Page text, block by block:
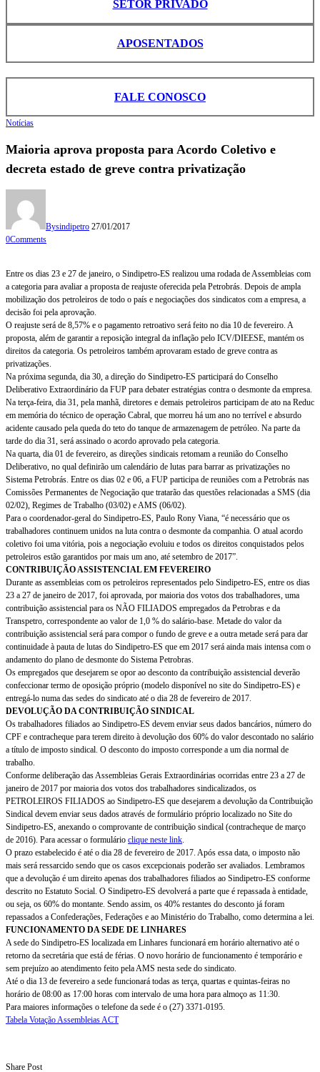
SETOR PRIVADO
APOSENTADOS
FALE CONOSCO
Notícias
Maioria aprova proposta para Acordo Coletivo e
decreta estado de greve contra privatização
Bysindipetro 27/01/2017
0Comments
Entre os dias 23 e 27 de janeiro, o Sindipetro-ES realizou uma rodada de Assembleias com
a categoria para avaliar a proposta de reajuste oferecida pela Petrobrás. Depois de ampla
mobilização dos petroleiros de todo o país e negociações dos sindicatos com a empresa, a
decisão foi pela aprovação.
O reajuste será de 8,57% e o pagamento retroativo será feito no dia 10 de fevereiro. A
proposta, além de garantir a reposição integral da inflação pelo ICV/DIEESE, mantém os
direitos da categoria. Os petroleiros também aprovaram estado de greve contra as
privatizações.
Na próxima segunda, dia 30, a direção do Sindipetro-ES participará do Conselho
Deliberativo Extraordinário da FUP para debater estratégias contra o desmonte da empresa.
Na terça-feira, dia 31, pela manhã, diretores e demais petroleiros participam de ato na Reduc
em memória do técnico de operação Cabral, que morreu há um ano no terrível e absurdo
acidente causado pela queda do teto do tanque de armazenagem de petróleo. Na parte da
tarde do dia 31, será assinado o acordo aprovado pela categoria.
Na quarta, dia 01 de fevereiro, as direções sindicais retomam a reunião do Conselho
Deliberativo, no qual definirão um calendário de lutas para barrar as privatizações no
Sistema Petrobrás. Entre os dias 02 e 06, a FUP participa de reuniões com a Petrobrás nas
Comissões Permanentes de Negociação que tratarão das questões relacionadas a SMS (dia
02/02), Regimes de Trabalho (03/02) e AMS (06/02).
Para o coordenador-geral do Sindipetro-ES, Paulo Rony Viana, “é necessário que os
trabalhadores continuem unidos na luta contra o desmonte da companhia. O atual acordo
coletivo foi uma vitória, pois a negociação evoluiu e todos os direitos conquistados pelos
petroleiros estão garantidos por mais um ano, até setembro de 2017”.
CONTRIBUIÇÃO ASSISTENCIAL EM FEVEREIRO
Durante as assembleias com os petroleiros representados pelo Sindipetro-ES, entre os dias
23 a 27 de janeiro de 2017, foi aprovada, por maioria dos votos dos trabalhadores, uma
contribuição assistencial para os NÃO FILIADOS empregados da Petrobras e da
Transpetro, correspondente ao valor de 1,0 % do salário-base. Metade do valor da
contribuição assistencial será para compor o fundo de greve e a outra metade será para dar
continuidade à pauta de lutas do Sindipetro-ES que em 2017 será ainda mais intensa com o
andamento do plano de desmonte do Sistema Petrobras.
Os empregados que desejarem se opor ao desconto da contribuição assistencial deverão
confeccionar termo de oposição próprio (modelo disponível no site do Sindipetro-ES) e
entregá-lo numa das sedes do sindicato até o dia 28 de fevereiro de 2017.
DEVOLUÇÃO DA CONTRIBUIÇÃO SINDICAL
Os trabalhadores filiados ao Sindipetro-ES devem enviar seus dados bancários, número do
CPF e contracheque para terem direito à devolução dos 60% do valor descontado no salário
a título de imposto sindical. O desconto do imposto corresponde a um dia normal de
trabalho.
Conforme deliberação das Assembleias Gerais Extraordinárias ocorridas entre 23 a 27 de
janeiro de 2017 por maioria dos votos dos trabalhadores sindicalizados, os
PETROLEIROS FILIADOS ao Sindipetro-ES que desejarem a devolução da Contribuição
Sindical devem enviar seus dados através de formulário próprio localizado no Site do
Sindipetro-ES, anexando o comprovante de contribuição sindical (contracheque de março
de 2016). Para acessar o formulário clique neste link
O prazo estabelecido é até o dia 28 de fevereiro de 2017. Após essa data, o imposto não
mais será ressarcido sendo que os casos excepcionais poderão ser avaliados. Lembramos
que a devolução é um direito apenas dos trabalhadores filiados ao Sindipetro-ES conforme
descrito no Estatuto Social. O Sindipetro-ES devolverá a parte que é repassada à entidade,
ou seja, os 60% do montante. Sendo assim, os 40% restantes do desconto já foram
repassados a Confederações, Federações e ao Ministério do Trabalho, como determina a lei.
FUNCIONAMENTO DA SEDE DE LINHARES
A sede do Sindipetro-ES localizada em Linhares funcionará em horário alternativo até o
retorno da secretária que está de férias. O novo horário de funcionamento é temporário e
sem prejuízo ao atendimento feito pela AMS nesta sede do sindicato.
Até o dia 13 de fevereiro a sede funcionará todas as terça, quartas e quintas-feiras no
horário de 08:00 as 17:00 horas com intervalo de uma hora para almoço as 11:30.
Para maiores informações o telefone da sede é o (27) 3371-0195.
Tabela Votação Assembleias ACT
Share Post